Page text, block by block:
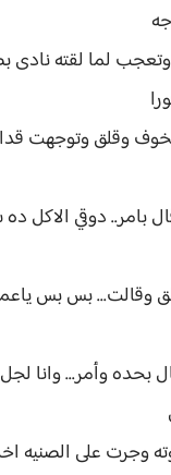
لما لقته نادى
وقلق وتوجهت
بامر.. دوقي الاكل
وقالت... بس بس
بحده وأمر... وانا
وجرت على الصنيه